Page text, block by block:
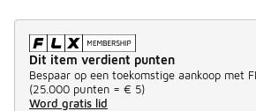
Dit item verdient punten
Bespaar op een toekomstige aankoop met
(25.000 punten = € 5)
Word gratis lid